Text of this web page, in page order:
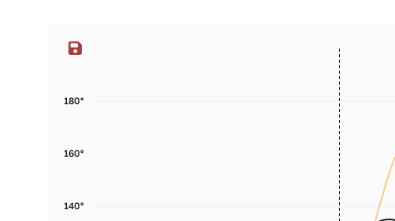
140°
160°
180°